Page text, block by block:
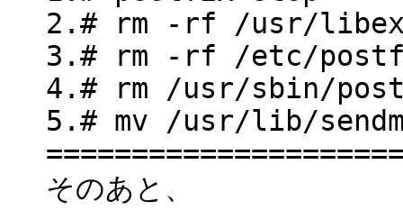
2.# rm -rf /usr/
3.# rm -rf /etc/
4.# rm /usr/sbin/
5.# mv /usr/lib/
そのあと、